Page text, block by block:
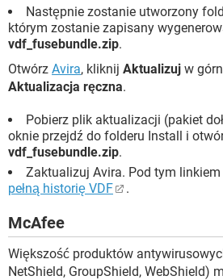
Następnie zostanie utworzony
którym zostanie zapisany
vdf_fusebundle.zip.
Otwórz Avira, kliknij Aktualizuj w
Aktualizacja ręczna.
Pobierz plik aktualizacji (pakiet
oknie przejdź do folderu Install i
vdf_fusebundle.zip.
Zaktualizuj Avira. Pod tym
pełną historię VDF
.
McAfee
Większość produktów
NetShield, GroupShield, WebShield)